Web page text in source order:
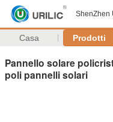
ShenZhen
Casa Prodotti
Pannello solare
poli pannelli solari